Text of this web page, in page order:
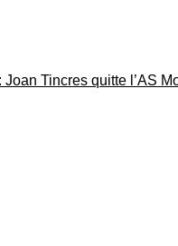
Joan Tincres quitte l’AS